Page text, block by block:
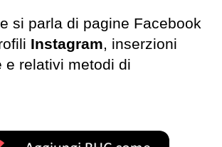
si parla di pagine Facebook
Instagram, inserzioni
e relativi metodi di